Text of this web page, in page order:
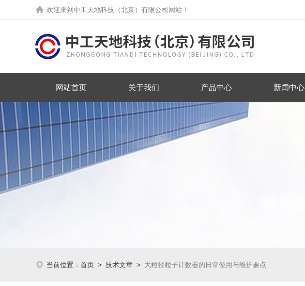
欢迎来到中工天地科技（北京）有限公司网站！
网站首页 关于我们 产品中心 新闻中心
当前位置： 首页 > 技术文章 > 大粒径粒子计数器的日常使用与维护要点